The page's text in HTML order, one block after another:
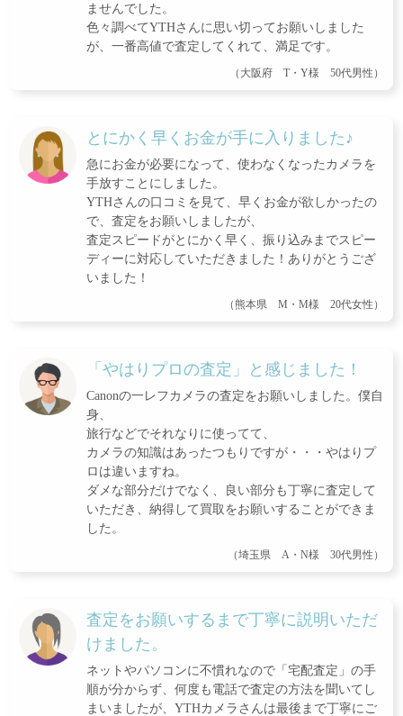
ませんでした。
色々調べてYTHさんに思い切ってお願いしました
が、一番高値で査定してくれて、満足です。
（大阪府 T・Y様 50代男性）
とにかく早くお金が手に入りました♪
急にお金が必要になって、使わなくなったカメラを
手放すことにしました。
YTHさんの口コミを見て、早くお金が欲しかったの
で、査定をお願いしましたが、
査定スピードがとにかく早く、振り込みまでスピー
ディーに対応していただきました！ありがとうござ
いました！
（熊本県 M・M様 20代女性）
「やはりプロの査定」と感じました！
Canonの一レフカメラの査定をお願いしました。僕自
身、
旅行などでそれなりに使ってて、
カメラの知識はあったつもりですが・・・やはりプ
ロは違いますね。
ダメな部分だけでなく、良い部分も丁寧に査定して
いただき、納得して買取をお願いすることができま
した。
（埼玉県 A・N様 30代男性）
査定をお願いするまで丁寧に説明いただ
けました。
ネットやパソコンに不慣れなので「宅配査定」の手
順が分からず、何度も電話で査定の方法を聞いてし
まいましたが、YTHカメラさんは最後まで丁寧にご